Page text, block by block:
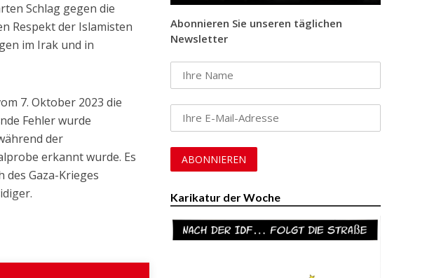
Schlag gegen die
Respekt der Islamisten
im Irak und in
7. Oktober 2023 die
Fehler wurde
der
erkannt wurde. Es
Gaza-Krieges
Abonnieren Sie unseren täglichen
Newsletter
Karikatur der Woche